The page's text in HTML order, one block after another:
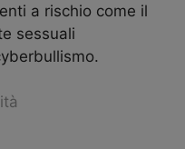
a rischio come il
sessuali